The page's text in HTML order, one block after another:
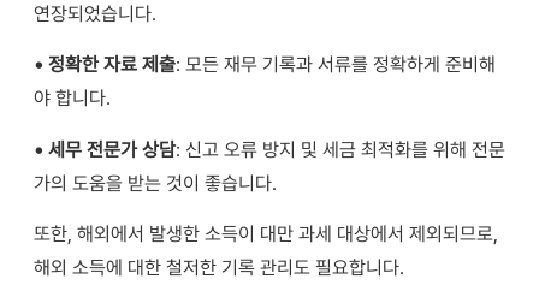
연장되었습니다.
• 정확한 자료 제출: 모든 재무 기록과 서류를 정확하게 준비해
야 합니다.
• 세무 전문가 상담: 신고 오류 방지 및 세금 최적화를 위해 전문
가의 도움을 받는 것이 좋습니다.
또한, 해외에서 발생한 소득이 대만 과세 대상에서 제외되므로,
해외 소득에 대한 철저한 기록 관리도 필요합니다.